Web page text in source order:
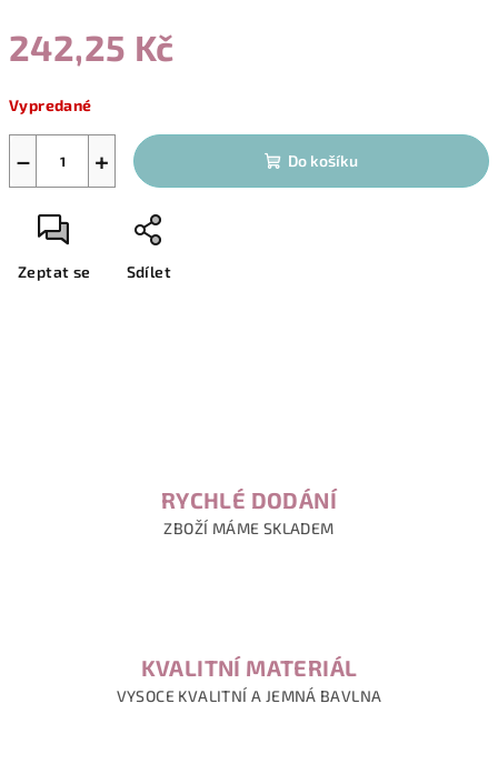
242,25 Kč
cena:
Vypredané
+
− Do košíku
Zeptat se Sdílet
RYCHLÉ DODÁNÍ
ZBOŽÍ MÁME SKLADEM
KVALITNÍ MATERIÁL
VYSOCE KVALITNÍ A JEMNÁ BAVLNA